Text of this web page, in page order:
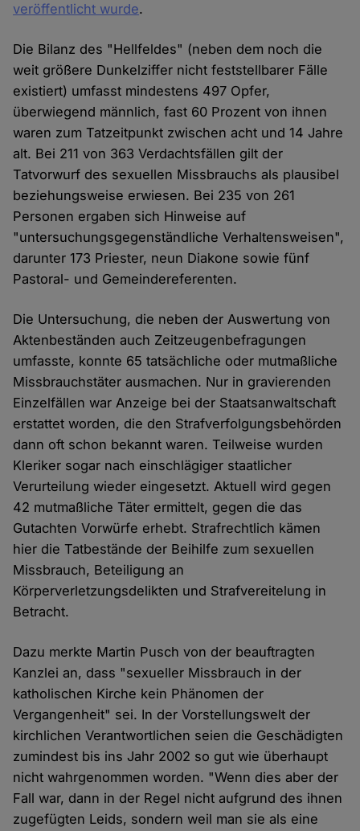
veröffentlicht wurde.
Die Bilanz des "Hellfeldes" (neben dem noch die
weit größere Dunkelziffer nicht feststellbarer Fälle
existiert) umfasst mindestens 497 Opfer,
überwiegend männlich, fast 60 Prozent von ihnen
waren zum Tatzeitpunkt zwischen acht und 14 Jahre
alt. Bei 211 von 363 Verdachtsfällen gilt der
Tatvorwurf des sexuellen Missbrauchs als plausibel
beziehungsweise erwiesen. Bei 235 von 261
Personen ergaben sich Hinweise auf
"untersuchungsgegenständliche Verhaltensweisen",
darunter 173 Priester, neun Diakone sowie fünf
Pastoral- und Gemeindereferenten.
Die Untersuchung, die neben der Auswertung von
Aktenbeständen auch Zeitzeugenbefragungen
umfasste, konnte 65 tatsächliche oder mutmaßliche
Missbrauchstäter ausmachen. Nur in gravierenden
Einzelfällen war Anzeige bei der Staatsanwaltschaft
erstattet worden, die den Strafverfolgungsbehörden
dann oft schon bekannt waren. Teilweise wurden
Kleriker sogar nach einschlägiger staatlicher
Verurteilung wieder eingesetzt. Aktuell wird gegen
42 mutmaßliche Täter ermittelt, gegen die das
Gutachten Vorwürfe erhebt. Strafrechtlich kämen
hier die Tatbestände der Beihilfe zum sexuellen
Missbrauch, Beteiligung an
Körperverletzungsdelikten und Strafvereitelung in
Betracht.
Dazu merkte Martin Pusch von der beauftragten
Kanzlei an, dass "sexueller Missbrauch in der
katholischen Kirche kein Phänomen der
Vergangenheit" sei. In der Vorstellungswelt der
kirchlichen Verantwortlichen seien die Geschädigten
zumindest bis ins Jahr 2002 so gut wie überhaupt
nicht wahrgenommen worden. "Wenn dies aber der
Fall war, dann in der Regel nicht aufgrund des ihnen
zugefügten Leids, sondern weil man sie als eine